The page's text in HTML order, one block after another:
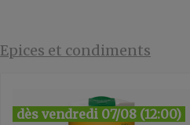
Epices et condiments
dès vendredi 07/08 (12:00)